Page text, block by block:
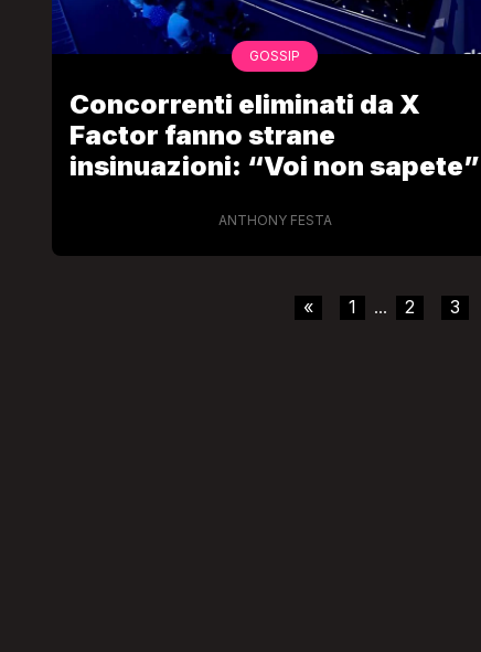
GOSSIP
Concorrenti eliminati da X
Factor fanno strane
insinuazioni: “Voi non sapete”
ANTHONY FESTA
« 1 ... 2 3